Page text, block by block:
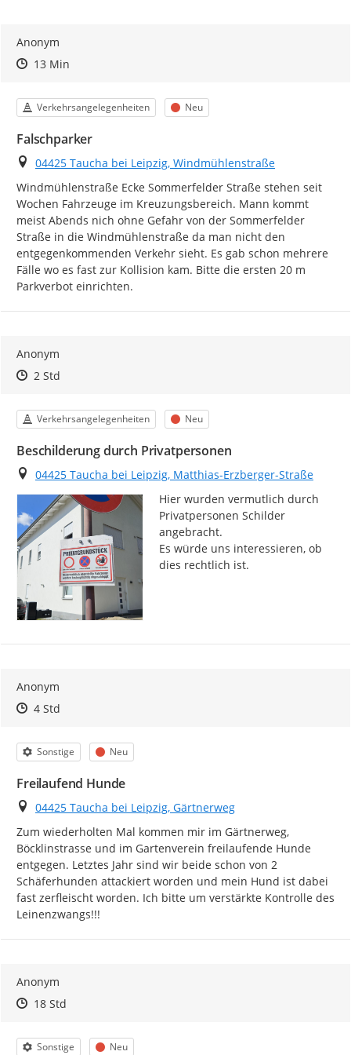
Anonym
Zeitpunkt des Erstellens
Zeitpunkt des Erstellens
13 MinZur Äußerung
Kategorie
Verkehrsangelegenheiten Status
Neu
Falschparker
Ort
04425 Taucha bei Leipzig, Windmühlenstraße
Windmühlenstraße Ecke Sommerfelder Straße stehen seit
Wochen Fahrzeuge im Kreuzungsbereich. Mann kommt
meist Abends nich ohne Gefahr von der Sommerfelder
Straße in die Windmühlenstraße da man nicht den
entgegenkommenden Verkehr sieht. Es gab schon mehrere
Fälle wo es fast zur Kollision kam. Bitte die ersten 20 m
Parkverbot einrichten.
Anonym
Zeitpunkt des Erstellens
Zeitpunkt des Erstellens
2 StdZur Äußerung
Kategorie
Verkehrsangelegenheiten Status
Neu
Beschilderung durch Privatpersonen
Ort
04425 Taucha bei Leipzig, Matthias-Erzberger-Straße
Hier wurden vermutlich durch
Privatpersonen Schilder
angebracht.
Es würde uns interessieren, ob
dies rechtlich ist.
Anonym
Zeitpunkt des Erstellens
Zeitpunkt des Erstellens
4 StdZur Äußerung
Kategorie
Sonstige Status
Neu
Freilaufend Hunde
Ort
04425 Taucha bei Leipzig, Gärtnerweg
Zum wiederholten Mal kommen mir im Gärtnerweg,
Böcklinstrasse und im Gartenverein freilaufende Hunde
entgegen. Letztes Jahr sind wir beide schon von 2
Schäferhunden attackiert worden und mein Hund ist dabei
fast zerfleischt worden. Ich bitte um verstärkte Kontrolle des
Leinenzwangs!!!
Anonym
Zeitpunkt des Erstellens
Zeitpunkt des Erstellens
18 StdZur Äußerung
Kategorie
Sonstige Status
Neu